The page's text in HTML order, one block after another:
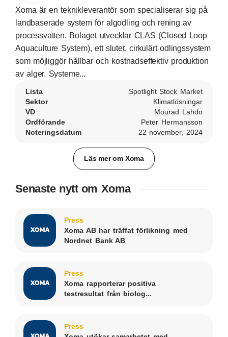
Xoma är en teknikleverantör som specialiserar sig på
landbaserade system för algodling och rening av
processvatten. Bolaget utvecklar CLAS (Closed Loop
Aquaculture System), ett slutet, cirkulärt odlingssystem
som möjliggör hållbar och kostnadseffektiv produktion
av alger. Systeme...
Lista
Spotlight Stock Market
Sektor
Klimatlösningar
VD
Mourad Lahdo
Ordförande
Peter Hermansson
Noteringsdatum
22 november, 2024
Läs mer om Xoma
Senaste nytt om Xoma
Press
Xoma AB har träffat förlikning med
Nordnet Bank AB
Press
Xoma rapporterar positiva
testresultat från biolog...
Press